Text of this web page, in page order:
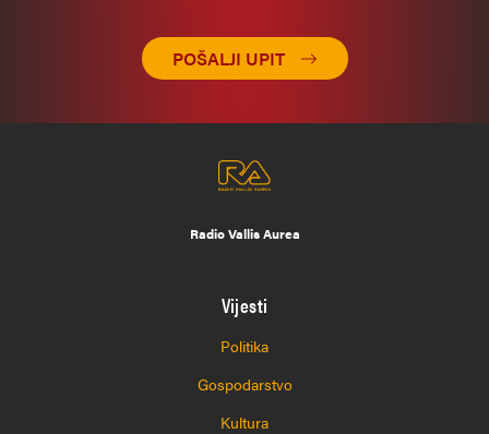
POŠALJI UPIT
Radio Vallis Aurea
Vijesti
Politika
Gospodarstvo
Kultura